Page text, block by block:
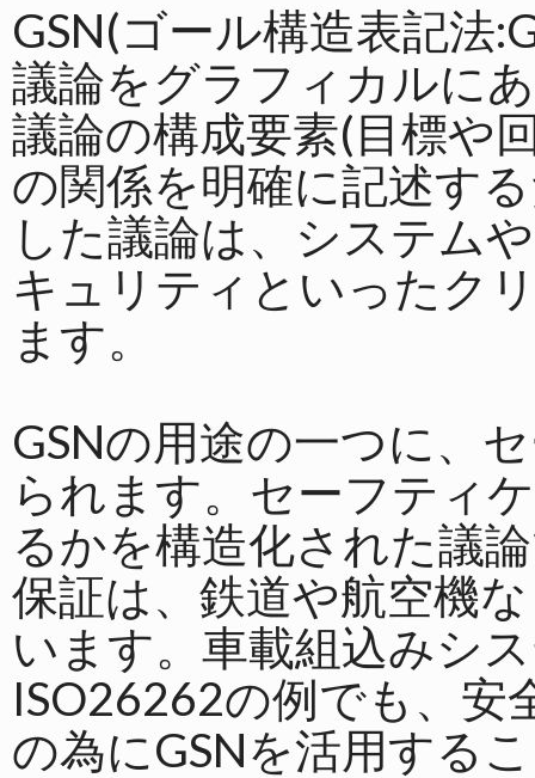
GSN(ゴール構造表記法
議論をグラフィカルに
議論の構成要素(目標や
の関係を明確に記述す
した議論は、システム
キュリティといったク
ます。
GSNの用途の一つに、
られます。セーフティ
るかを構造化された議
保証は、鉄道や航空機
います。車載組込みシ
ISO26262の例でも、安
の為にGSNを活用する